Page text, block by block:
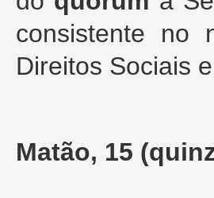
consistente no
Direitos Sociais
Matão, 15